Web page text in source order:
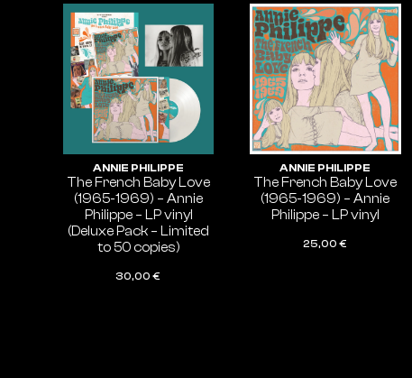
ANNIE PHILIPPE
The French Baby Love
(1965-1969) – Annie
Philippe – LP vinyl
(Deluxe Pack – Limited
to 50 copies)
30,00€
ANNIE PHILIPPE
The French Baby Love
(1965-1969) – Annie
Philippe – LP vinyl
25,00 €